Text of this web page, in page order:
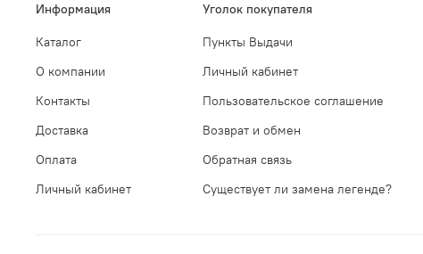
Информация
Каталог
О компании
Контакты
Доставка
Оплата
Личный кабинет
Уголок покупателя
Пункты Выдачи
Личный кабинет
Пользовательское соглашение
Возврат и обмен
Обратная связь
Существует ли замена легенде?